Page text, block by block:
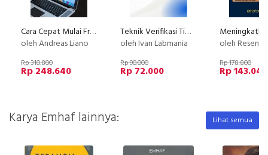
Cara Cepat Mulai Freelance Dalam 1 Bulan
oleh Andreas Liano
Rp 310.800
Rp 248.640
Teknik Verifikasi Timbangan Analitik
oleh Ivan Labmania
Rp 90.000
Rp 72.000
oleh Resensi
Rp 178.800
Rp 143.040
Karya Emhaf lainnya: Lihat semua